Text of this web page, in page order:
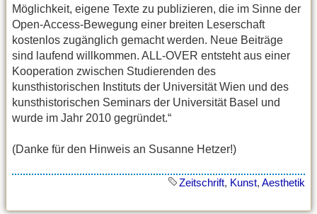
Möglichkeit, eigene Texte zu publizieren, die im Sinne der
Open-Access-Bewegung einer breiten Leserschaft
kostenlos zugänglich gemacht werden. Neue Beiträge
sind laufend willkommen. ALL-OVER entsteht aus einer
Kooperation zwischen Studierenden des
kunsthistorischen Instituts der Universität Wien und des
kunsthistorischen Seminars der Universität Basel und
wurde im Jahr 2010 gegründet.“
(Danke für den Hinweis an Susanne Hetzer!)
Zeitschrift, Kunst, Aesthetik